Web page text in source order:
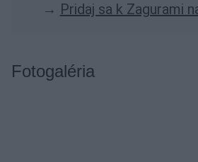
→ Pridaj sa k Zagurami
Fotogaléria